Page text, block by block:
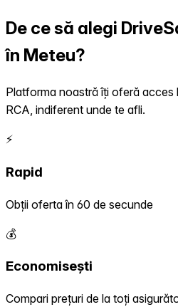
De ce să alegi
în Meteu?
Platforma noastră îți oferă acces
RCA, indiferent unde te afli.
⚡
Rapid
Obții oferta în 60 de secunde
💰
Economisești
Compari prețuri de la toți